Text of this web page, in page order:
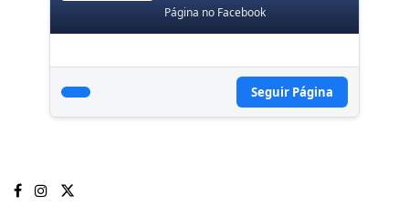
Página no Facebook
Seguir Página